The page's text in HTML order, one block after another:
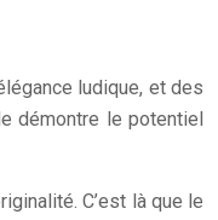
ludique, et des
démontre le potentiel
C’est là que le